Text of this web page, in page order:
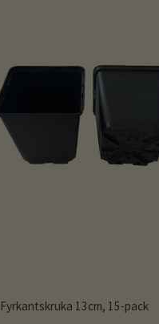
Fyrkantskruka 13cm, 15-pack